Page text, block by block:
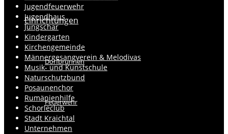
Einrichtungen
Dorfbrunnen
Feuerwehr
Jugendfeuerwehr
Jugendhaus
Jungschar
Kindergarten
Kirchengemeinde
Männergesangverein & Melodivas
Musik- und Kunstschule
Naturschutzbund
Posaunenchor
Rumänienhilfe
Schorleclub
Stadt Kraichtal
Unternehmen